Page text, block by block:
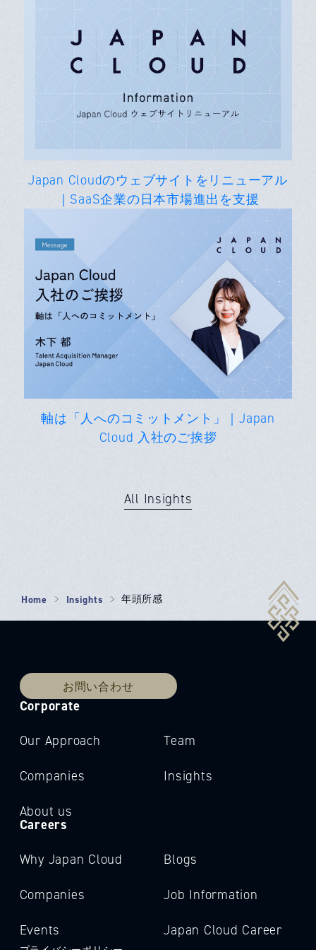
Japan Cloudのウェブサイトをリニューアル
｜SaaS企業の日本市場進出を支援
軸は「人へのコミットメント」｜Japan
Cloud 入社のご挨拶
All Insights
Home Insights 年頭所感
お問い合わせ
Corporate
Our Approach
Companies
About us
Team
Insights
Careers
Why Japan Cloud
Companies
Events
Blogs
Job Information
Japan Cloud Career